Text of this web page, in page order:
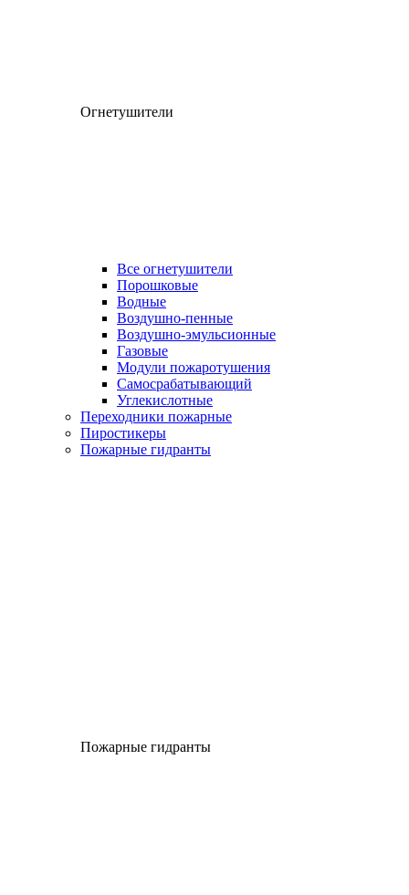
Огнетушители
Все огнетушители
Порошковые
Водные
Воздушно-пенные
Воздушно-эмульсионные
Газовые
Модули пожаротушения
Самосрабатывающий
Углекислотные
Переходники пожарные
Пиростикеры
Пожарные гидранты
Пожарные гидранты